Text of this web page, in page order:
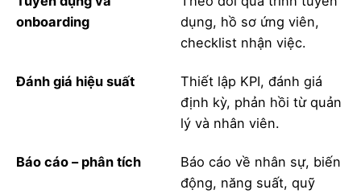
onboarding
dụng, hồ sơ ứng viên,
checklist nhận việc.
Đánh giá hiệu suất
Thiết lập KPI, đánh giá
định kỳ, phản hồi từ quản
lý và nhân viên.
Báo cáo – phân tích
Báo cáo về nhân sự, biến
động, năng suất, quỹ